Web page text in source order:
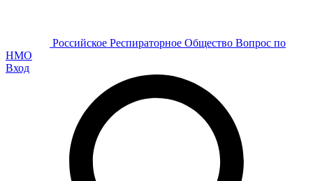
Российское Респираторное Общество Вопрос по
НМО
Вход